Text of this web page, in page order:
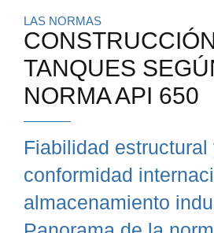
LAS NORMAS
TANQUES
NORMA API 650
Fiabilidad estructural
conformidad
almacenamiento